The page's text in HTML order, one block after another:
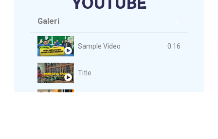
Galeri
Sample Video 0:16
Title